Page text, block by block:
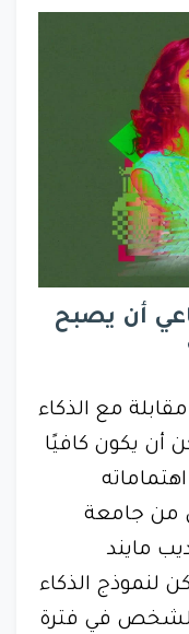
أن يصبح
مع الذكاء
أن يكون كافيًا
من جامعة
مايند
لنموذج الذكاء
في فترة